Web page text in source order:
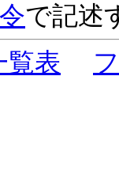
で記述
覧表